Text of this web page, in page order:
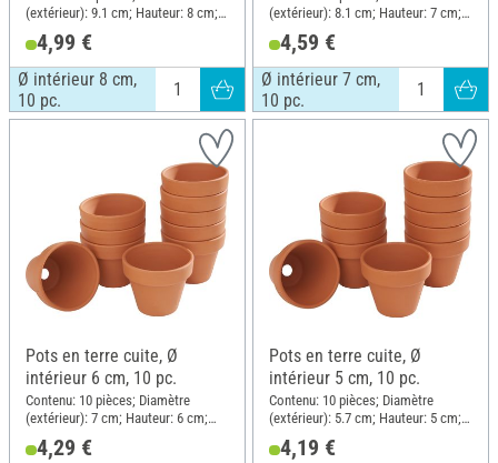
(extérieur): 9.1 cm; Hauteur: 8 cm;
Matériau: Terre cuite
4,99 €
Ø intérieur 8 cm,
10 pc.
(extérieur): 8.1 cm; Hauteur: 7 cm;
Matériau: Terre cuite
4,59 €
Ø intérieur 7 cm,
10 pc.
Pots en terre cuite, Ø
intérieur 6 cm, 10 pc.
Contenu: 10 pièces; Diamètre
(extérieur): 7 cm; Hauteur: 6 cm;
4,29 €
Pots en terre cuite, Ø
intérieur 5 cm, 10 pc.
Contenu: 10 pièces; Diamètre
(extérieur): 5.7 cm; Hauteur: 5 cm;
4,19 €